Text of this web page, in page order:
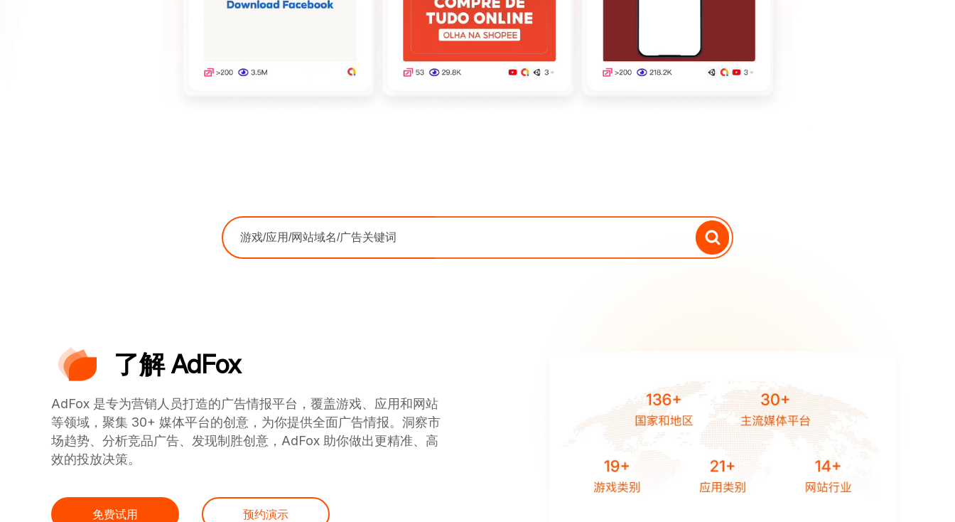
了解 AdFox
AdFox 是专为营销人员打造的广告情报平台，覆盖游戏、应用和网站
等领域，聚集 30+ 媒体平台的创意，为你提供全面广告情报。洞察市
场趋势、分析竞品广告、发现制胜创意，AdFox 助你做出更精准、高
效的投放决策。
免费试用 预约演示